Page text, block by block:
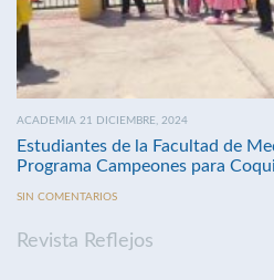
ACADEMIA 21 DICIEMBRE, 2024
Estudiantes de la Facultad de
Programa Campeones para
SIN COMENTARIOS
Revista Reflejos